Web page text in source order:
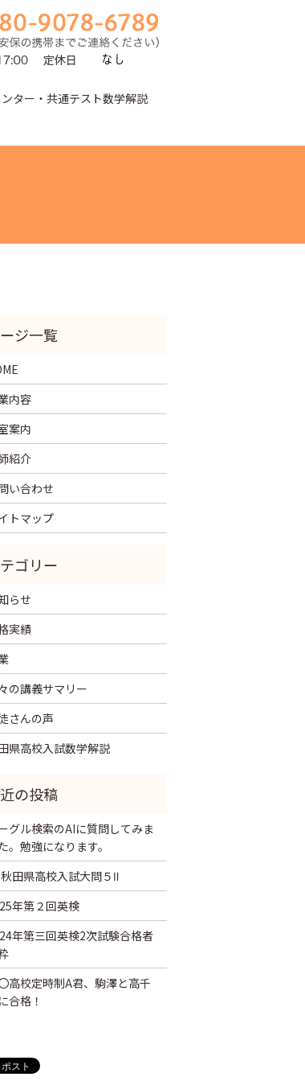
ター・共通テスト数学解説
内容
案内
紹介
い合わせ
トマップ
らせ
実績
の講義サマリー
さんの声
県高校入試数学解説
グル検索のAIに質問してみま
。勉強になります。
田県高校入試大問５Ⅱ
年第２回英検
年第三回英検2次試験合格者
高校定時制A君、駒澤と高千
合格！